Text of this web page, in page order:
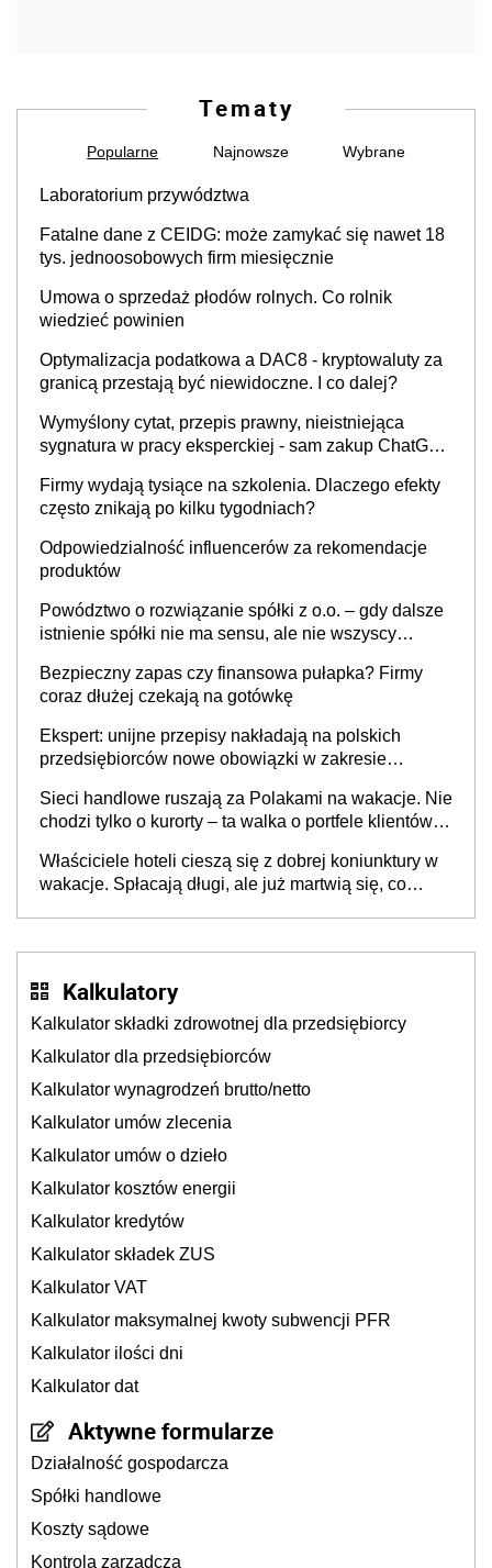
Tematy
Popularne Najnowsze Wybrane
Laboratorium przywództwa
Fatalne dane z CEIDG: może zamykać się nawet 18
tys. jednoosobowych firm miesięcznie
Umowa o sprzedaż płodów rolnych. Co rolnik
wiedzieć powinien
Optymalizacja podatkowa a DAC8 - kryptowaluty za
granicą przestają być niewidoczne. I co dalej?
Wymyślony cytat, przepis prawny, nieistniejąca
sygnatura w pracy eksperckiej - sam zakup ChatGPT
Firmy wydają tysiące na szkolenia. Dlaczego efekty
często znikają po kilku tygodniach?
Odpowiedzialność influencerów za rekomendacje
produktów
Powództwo o rozwiązanie spółki z o.o. – gdy dalsze
istnienie spółki nie ma sensu, ale nie wszyscy
Bezpieczny zapas czy finansowa pułapka? Firmy
coraz dłużej czekają na gotówkę
Ekspert: unijne przepisy nakładają na polskich
przedsiębiorców nowe obowiązki w zakresie
Sieci handlowe ruszają za Polakami na wakacje. Nie
chodzi tylko o kurorty – ta walka o portfele klientów
cichu
Właściciele hoteli cieszą się z dobrej koniunktury w
wakacje. Spłacają długi, ale już martwią się, co
Kalkulatory
Kalkulator składki zdrowotnej dla przedsiębiorcy
Kalkulator dla przedsiębiorców
Kalkulator wynagrodzeń brutto/netto
Kalkulator umów zlecenia
Kalkulator umów o dzieło
Kalkulator kosztów energii
Kalkulator kredytów
Kalkulator składek ZUS
Kalkulator VAT
Kalkulator maksymalnej kwoty subwencji PFR
Kalkulator ilości dni
Kalkulator dat
Aktywne formularze
Działalność gospodarcza
Spółki handlowe
Koszty sądowe
Kontrola zarządcza